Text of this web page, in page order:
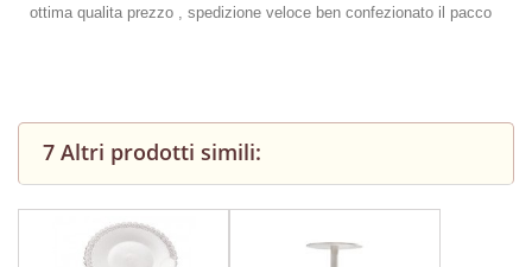
ottima qualita prezzo , spedizione veloce ben confezionato il pacco
7 Altri prodotti simili: